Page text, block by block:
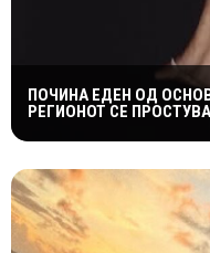
ПОЧИНА ЕДЕН ОД
РЕГИОНОТ СЕ